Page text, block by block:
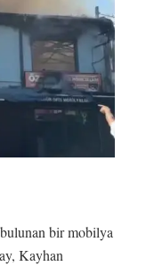
bir mobilya
Kayhan